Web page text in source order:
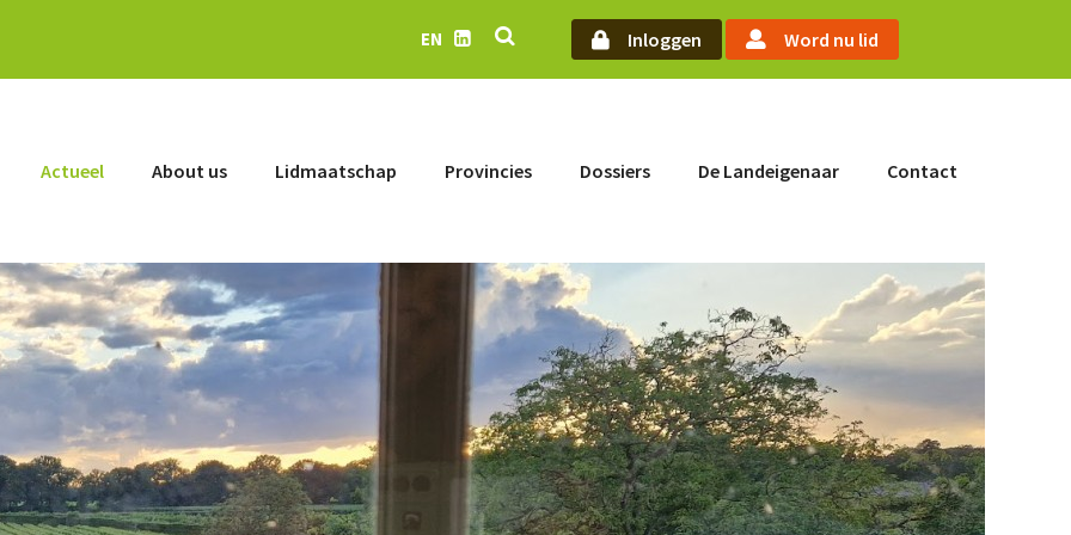
EN
Inloggen Word nu lid
Actueel About us Lidmaatschap Provincies Dossiers De Landeigenaar Contact
Home
Actueel
Nieuws